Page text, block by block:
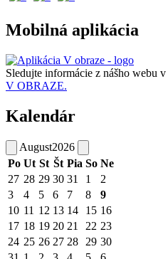
Mobilná aplikácia
Sledujte informácie z nášho webu v
V OBRAZE.
Kalendár
August2026
Po Ut St Št Pia So Ne
27 28 29 30 31 1
2
3
4 5 6 7 8
9
10 11 12 13 14 15 16
17 18 19 20 21 22 23
24 25 26 27 28 29 30